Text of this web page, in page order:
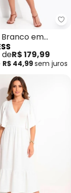
Preto em
em
Alfaiataria
R$ 179,99
R$ 44,99sem juros